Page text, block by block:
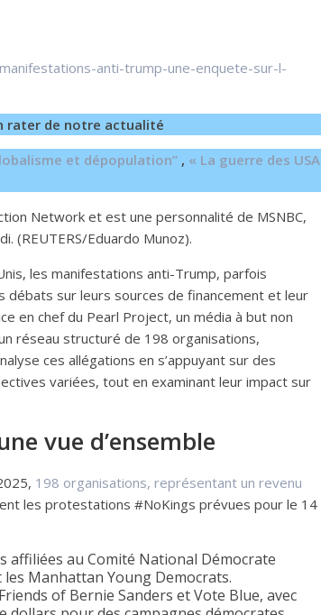
anti-trump-une-enquete-sur-l-
rater de notre actualité
et dépopulation” , « La guerre des USA
Network et est une personnalité de MSNBC,
(REUTERS/Eduardo Munoz).
les manifestations anti-Trump, parfois
débats sur leurs sources de financement et leur
en chef du Pearl Project, un média à but non
réseau structuré de 198 organisations,
ces allégations en s’appuyant sur des
variées, tout en examinant leur impact sur
vue d’ensemble
198 organisations, représentant un revenu
les protestations #NoKings prévues pour le 14
affiliées au Comité National Démocrate
les Manhattan Young Democrats.
of Bernie Sanders et Vote Blue, avec